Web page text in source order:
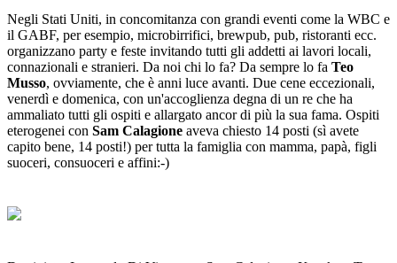
Negli Stati Uniti, in concomitanza con grandi eventi come la WBC e
il GABF, per esempio, microbirrifici, brewpub, pub, ristoranti ecc.
organizzano party e feste invitando tutti gli addetti ai lavori locali,
connazionali e stranieri. Da noi chi lo fa? Da sempre lo fa Teo
Musso, ovviamente, che è anni luce avanti. Due cene eccezionali,
venerdì e domenica, con un'accoglienza degna di un re che ha
ammaliato tutti gli ospiti e allargato ancor di più la sua fama. Ospiti
eterogenei con Sam Calagione aveva chiesto 14 posti (sì avete
capito bene, 14 posti!) per tutta la famiglia con mamma, papà, figli
suoceri, consuoceri e affini:-)